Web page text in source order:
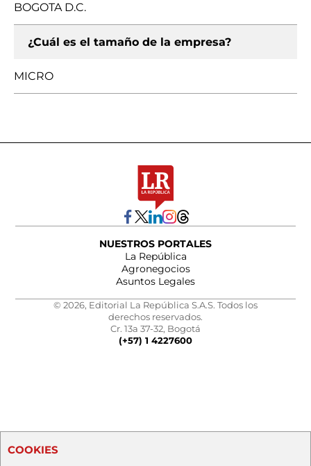
BOGOTA D.C.
¿Cuál es el tamaño de la empresa?
MICRO
NUESTROS PORTALES
La República
Agronegocios
Asuntos Legales
© 2026, Editorial La República S.A.S. Todos los
derechos reservados.
Cr. 13a 37-32, Bogotá
(+57) 1 4227600
COOKIES